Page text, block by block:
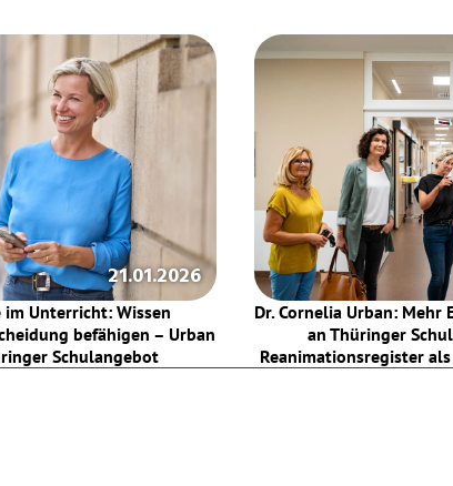
21.01.2026
im Unterricht: Wissen
befähigen – Urban
Schulangebot
Dr. Cornelia Urban: Mehr
an Thüringer
Reanimationsregister